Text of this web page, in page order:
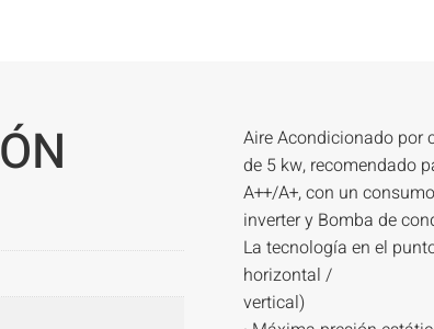
Aire Acondicionado por
de 5 kw, recomendado
A++/A+, con un
inverter y Bomba de
La tecnología en el
horizontal /
vertical)